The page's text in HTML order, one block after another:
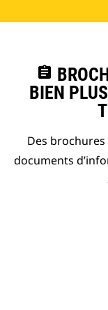
assignment
BIEN
Des
documents